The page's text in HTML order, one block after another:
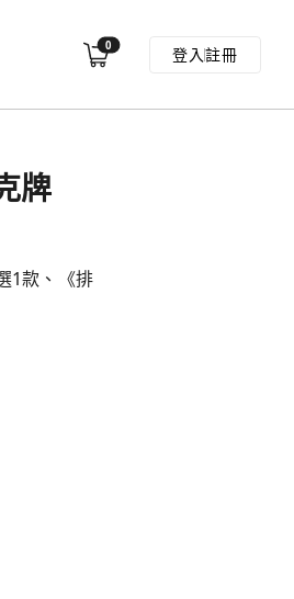
0 登入註冊
牌
1款、《排